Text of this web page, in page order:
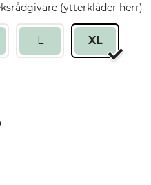
(ytterkläder herr)
L XL